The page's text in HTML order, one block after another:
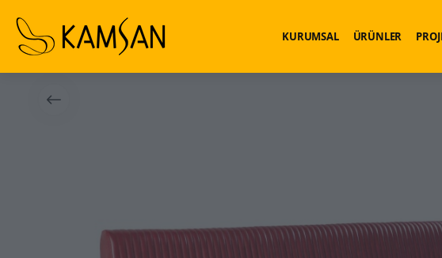
KURUMSAL ÜRÜNLER